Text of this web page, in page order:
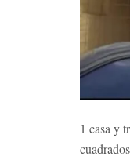
1 casa y